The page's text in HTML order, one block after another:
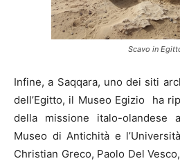
Scavo in
Infine, a Saqqara, uno dei siti
dell’Egitto, il Museo Egizio ha
della missione italo-
Museo di Antichità e
Christian Greco, Paolo Del